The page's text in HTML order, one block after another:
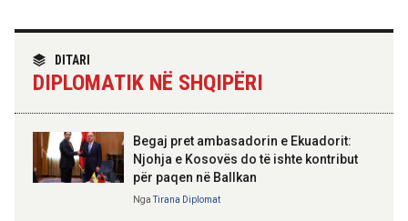
09:52 06-08-2026
Përmbarimi Shtetëror, 22 zyra në
vendimeve të gjykatave
09:50 06-08-2026
Sejko: TIPS Clone do të ulë
mund të kursejë deri në 38
TIRANA DIPLOMAT
Skënderbeut dhe Ismail
DITARI
DIPLOMATIK NË SHQIPËRI
Begaj pret ambasadorin e Ekuadorit:
Njohja e Kosovës do të ishte kontribut
për paqen në Ballkan
NgaTirana Diplomat